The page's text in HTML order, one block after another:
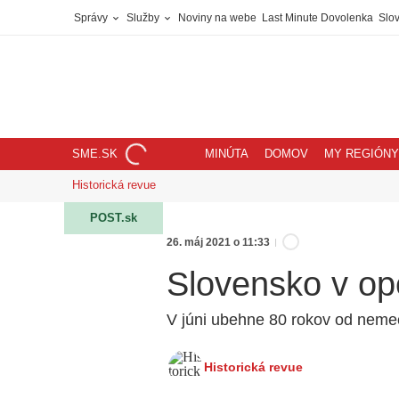
Správy Služby Noviny na webe Last Minute Dovolenka
SME.SK MINÚTA DOMOV MY REGIÓNY
Historická revue
POST.sk
26. máj 2021 o 11:33
Slovensko v
V júni ubehne 80 rokov od
Historická revue